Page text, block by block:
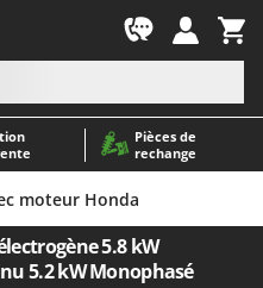
Pièces de
rechange
tondeuses autoportés
gazon
de terre pour tracteur
moteur Honda
5.8 kW
5.2 kW Monophasé